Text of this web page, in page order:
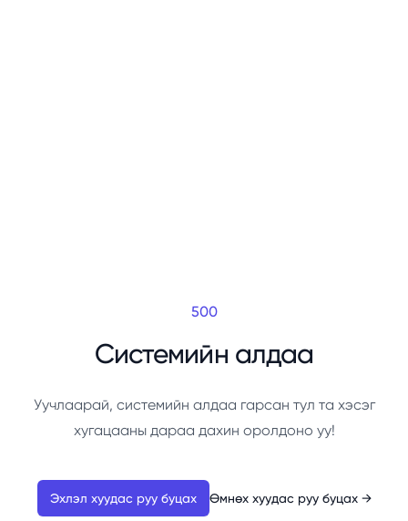
500
Системийн алдаа
Уучлаарай, системийн алдаа гарсан тул та хэсэг
хугацааны дараа дахин оролдоно уу!
Эхлэл хуудас руу буцах Өмнөх хуудас руу буцах →